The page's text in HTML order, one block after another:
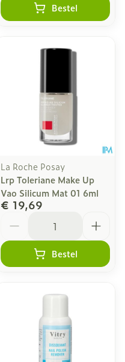
Bestel
La Roche Posay
Lrp Toleriane Make Up
Vao Silicum Mat 01 6ml
€ 19,69
Bestel